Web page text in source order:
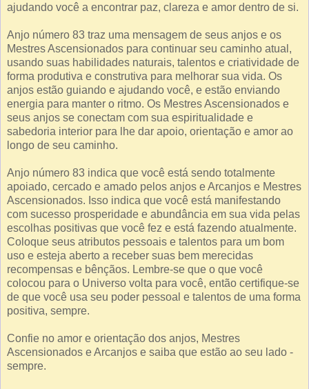
ajudando você a encontrar paz, clareza e amor dentro de si.
Anjo número 83 traz uma mensagem de seus anjos e os
Mestres Ascensionados para continuar seu caminho atual,
usando suas habilidades naturais, talentos e criatividade de
forma produtiva e construtiva para melhorar sua vida. Os
anjos estão guiando e ajudando você, e estão enviando
energia para manter o ritmo. Os Mestres Ascensionados e
seus anjos se conectam com sua espiritualidade e
sabedoria interior para lhe dar apoio, orientação e amor ao
longo de seu caminho.
Anjo número 83 indica que você está sendo totalmente
apoiado, cercado e amado pelos anjos e Arcanjos e Mestres
Ascensionados. Isso indica que você está manifestando
com sucesso prosperidade e abundância em sua vida pelas
escolhas positivas que você fez e está fazendo atualmente.
Coloque seus atributos pessoais e talentos para um bom
uso e esteja aberto a receber suas bem merecidas
recompensas e bênçãos. Lembre-se que o que você
colocou para o Universo volta para você, então certifique-se
de que você usa seu poder pessoal e talentos de uma forma
positiva, sempre.
Confie no amor e orientação dos anjos, Mestres
Ascensionados e Arcanjos e saiba que estão ao seu lado -
sempre.